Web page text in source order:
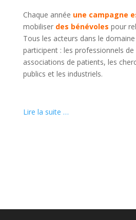
Chaque année une campagne
mobiliser des bénévoles pour
Tous les acteurs dans le
participent : les professionnels de
associations de patients, les
publics et les industriels.
Lire la suite …